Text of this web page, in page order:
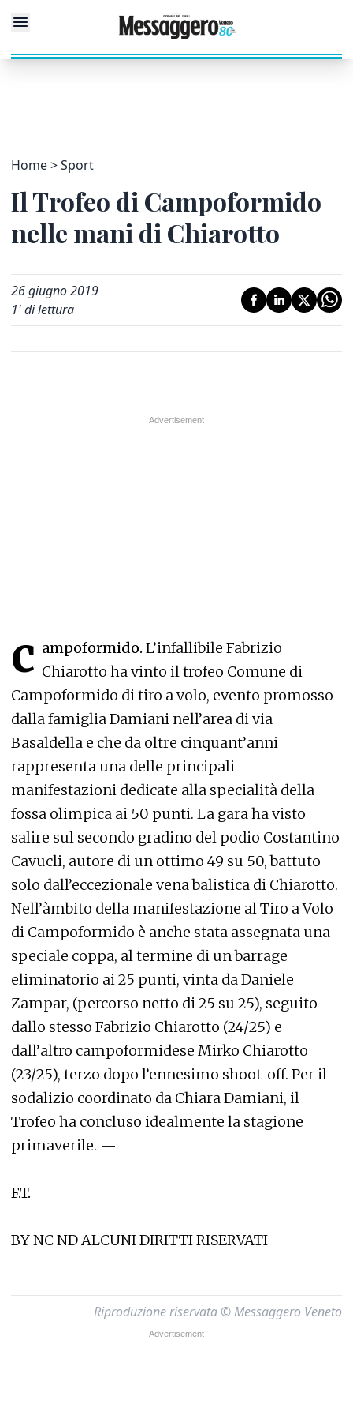
Home Sport
Il Trofeo di Campoformido
nelle mani di Chiarotto
26 giugno 2019
1' di lettura
c ampoformido. L’infallibile Fabrizio
Chiarotto ha vinto il trofeo Comune di
Campoformido di tiro a volo, evento promosso
dalla famiglia Damiani nell’area di via
Basaldella e che da oltre cinquant’anni
rappresenta una delle principali
manifestazioni dedicate alla specialità della
fossa olimpica ai 50 punti. La gara ha visto
salire sul secondo gradino del podio Costantino
Cavucli, autore di un ottimo 49 su 50, battuto
solo dall’eccezionale vena balistica di Chiarotto.
Nell’àmbito della manifestazione al Tiro a Volo
di Campoformido è anche stata assegnata una
speciale coppa, al termine di un barrage
eliminatorio ai 25 punti, vinta da Daniele
Zampar, (percorso netto di 25 su 25), seguito
dallo stesso Fabrizio Chiarotto (24/25) e
dall’altro campoformidese Mirko Chiarotto
(23/25), terzo dopo l’ennesimo shoot-off. Per il
sodalizio coordinato da Chiara Damiani, il
Trofeo ha concluso idealmente la stagione
primaverile. —
F.T.
BY NC ND ALCUNI DIRITTI RISERVATI
Riproduzione riservata © Messaggero Veneto